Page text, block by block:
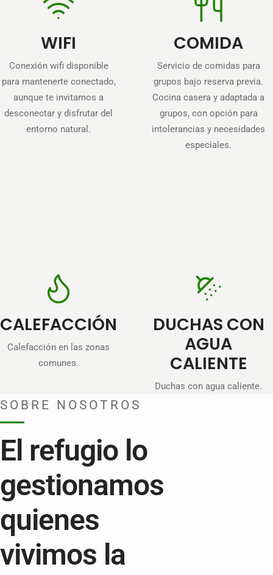
WIFI
Conexión wifi disponible
para mantenerte conectado,
aunque te invitamos a
desconectar y disfrutar del
entorno natural.
COMIDA
Servicio de comidas para
grupos bajo reserva previa.
Cocina casera y adaptada a
grupos, con opción para
intolerancias y necesidades
especiales.
CALEFACCIÓN
Calefacción en las zonas
comunes.
DUCHAS CON
AGUA
CALIENTE
Duchas con agua caliente.
SOBRE NOSOTROS
El refugio lo
gestionamos
quienes
vivimos la